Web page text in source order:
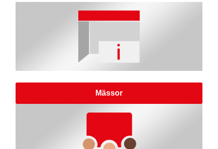
Mässor